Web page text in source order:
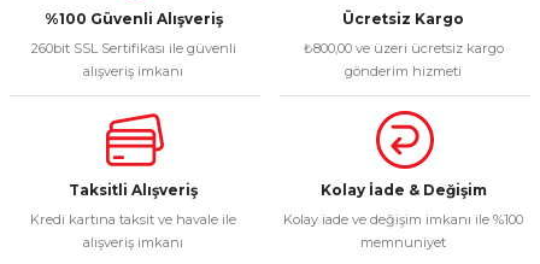
%100 Güvenli Alışveriş
260bit SSL Sertifikası ile güvenli
alışveriş imkanı
Ücretsiz Kargo
₺800,00 ve üzeri ücretsiz kargo
gönderim hizmeti
Taksitli Alışveriş
Kredi kartına taksit ve havale ile
alışveriş imkanı
Kolay İade & Değişim
Kolay iade ve değişim imkanı ile %100
memnuniyet